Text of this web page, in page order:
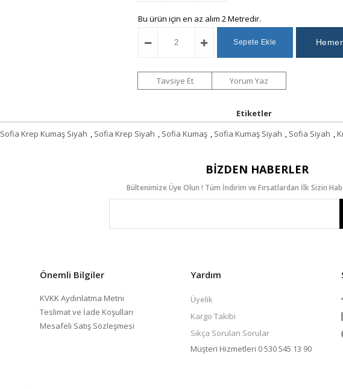
Sipariş Ekle Listeme
Ekle
İndirimli Fiyat
Düşünce
Haber
Gelince
Haber
Bu ürün için en az alım 2 Metredir.
Tavsiye Et Yorum Yaz
Etiketler
Sofia Krep Kumaş Siyah , Sofia Krep Siyah , Sofia Kumaş , Sofia Kumaş Siyah , Sofia Siyah ,
BIZDEN HABERLER
Bültenimize Üye Olun ! Tüm İndirim ve Fırsatlardan İlk Sizin
Önemli Bilgiler
KVKK Aydınlatma Metni
Teslimat ve İade Koşulları
Mesafeli Satış Sözleşmesi
Yardım
Üyelik
Kargo Takibi
Sıkça Sorulan Sorular
Müşteri Hizmetleri 0 530 545 13 90